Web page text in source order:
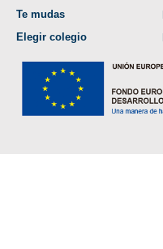
Te mudas
Elegir colegio